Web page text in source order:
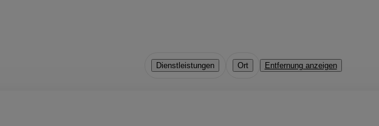
Dienstleistungen Ort Entfernung anzeigen